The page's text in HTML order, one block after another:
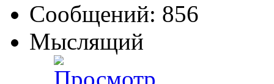
Сообщений: 856
Мыслящий